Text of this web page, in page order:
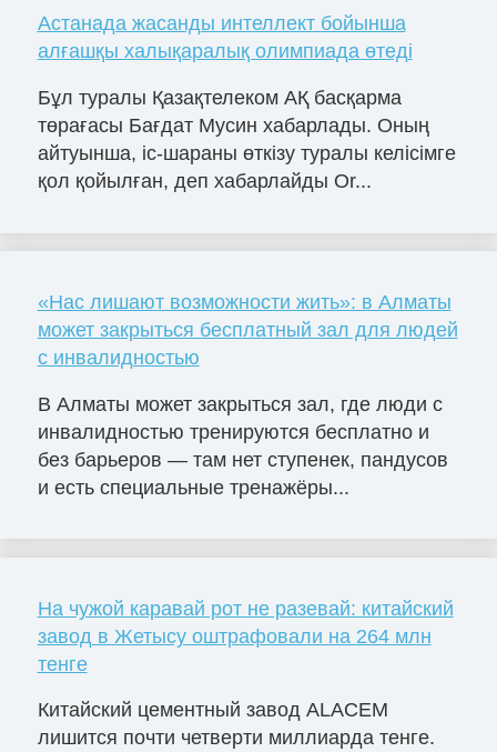
Астанада жасанды интеллект бойынша
алғашқы халықаралық олимпиада өтеді
Бұл туралы Қазақтелеком АҚ басқарма
төрағасы Бағдат Мусин хабарлады. Оның
айтуынша, іс-шараны өткізу туралы келісімге
қол қойылған, деп хабарлайды Or...
«Нас лишают возможности жить»: в Алматы
может закрыться бесплатный зал для людей
с инвалидностью
В Алматы может закрыться зал, где люди с
инвалидностью тренируются бесплатно и
без барьеров — там нет ступенек, пандусов
и есть специальные тренажёры...
На чужой каравай рот не разевай: китайский
завод в Жетысу оштрафовали на 264 млн
тенге
Китайский цементный завод ALACEM
лишится почти четверти миллиарда тенге.